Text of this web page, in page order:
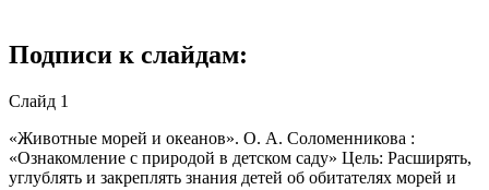
Подписи к слайдам:
Слайд 1
«Животные морей и океанов». О. А. Соломенникова :
«Ознакомление с природой в детском саду» Цель: Расширять,
углублять и закреплять знания детей об обитателях морей и